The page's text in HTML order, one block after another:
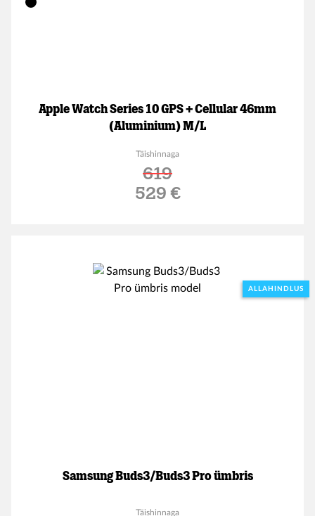
Apple Watch Series 10 GPS + Cellular 46mm
(Aluminium) M/L
Täishinnaga
619
Soodushind
529 €
ALLAHINDLUS
Samsung Buds3/Buds3 Pro ümbris
Täishinnaga